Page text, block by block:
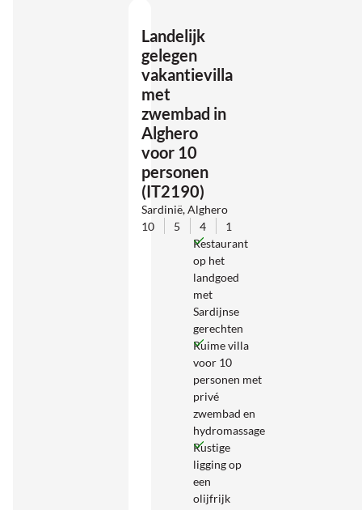
Landelijk
gelegen
vakantievilla
met
zwembad in
Alghero
voor 10
personen
(IT2190)
Sardinië, Alghero
10
5 4
1
Restaurant
op het
landgoed
met
Sardijnse
gerechten
Ruime villa
voor 10
personen met
privé
zwembad en
hydromassage
Rustige
ligging op
een
olijfrijk